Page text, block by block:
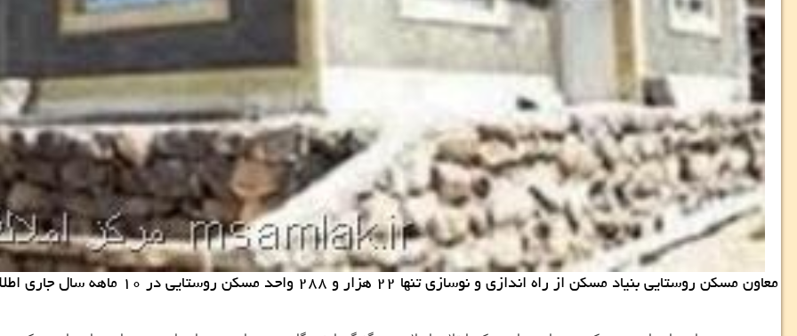
معاون مسکن روستایی بنیاد مسکن از راه اندازی و نوسازی تنها ۲۲ هزار و ۲۸۸ واحد مسکن روستایی در ۱۰ ماهه سال جاری اطلاع داد.